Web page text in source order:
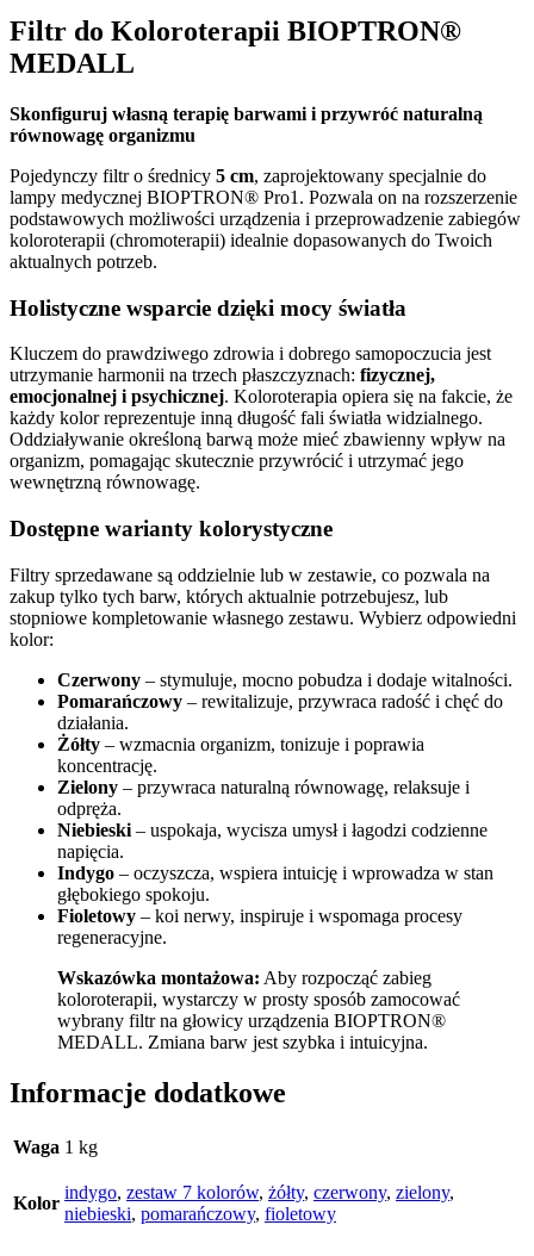
Filtr do Koloroterapii BIOPTRON®
MEDALL
Skonfiguruj własną terapię barwami i przywróć naturalną
równowagę organizmu
Pojedynczy filtr o średnicy 5 cm, zaprojektowany specjalnie do
lampy medycznej BIOPTRON® Pro1. Pozwala on na rozszerzenie
podstawowych możliwości urządzenia i przeprowadzenie zabiegów
koloroterapii (chromoterapii) idealnie dopasowanych do Twoich
aktualnych potrzeb.
Holistyczne wsparcie dzięki mocy światła
Kluczem do prawdziwego zdrowia i dobrego samopoczucia jest
utrzymanie harmonii na trzech płaszczyznach: fizycznej,
emocjonalnej i psychicznej. Koloroterapia opiera się na fakcie, że
każdy kolor reprezentuje inną długość fali światła widzialnego.
Oddziaływanie określoną barwą może mieć zbawienny wpływ na
organizm, pomagając skutecznie przywrócić i utrzymać jego
wewnętrzną równowagę.
Dostępne warianty kolorystyczne
Filtry sprzedawane są oddzielnie lub w zestawie, co pozwala na
zakup tylko tych barw, których aktualnie potrzebujesz, lub
stopniowe kompletowanie własnego zestawu. Wybierz odpowiedni
kolor:
Czerwony – stymuluje, mocno pobudza i dodaje witalności.
Pomarańczowy – rewitalizuje, przywraca radość i chęć do
działania.
Żółty – wzmacnia organizm, tonizuje i poprawia
koncentrację.
Zielony – przywraca naturalną równowagę, relaksuje i
odpręża.
Niebieski – uspokaja, wycisza umysł i łagodzi codzienne
napięcia.
Indygo – oczyszcza, wspiera intuicję i wprowadza w stan
głębokiego spokoju.
Fioletowy – koi nerwy, inspiruje i wspomaga procesy
regeneracyjne.
Wskazówka montażowa: Aby rozpocząć zabieg
koloroterapii, wystarczy w prosty sposób zamocować
wybrany filtr na głowicy urządzenia BIOPTRON®
MEDALL. Zmiana barw jest szybka i intuicyjna.
Informacje dodatkowe
Waga 1 kg
Kolor
indygo, zestaw 7 kolorów, żółty, czerwony, zielony,
niebieski, pomarańczowy, fioletowy